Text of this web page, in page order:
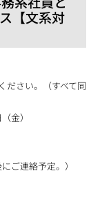
【文系対
ださい。（すべて同
金）
ご連絡予定。）